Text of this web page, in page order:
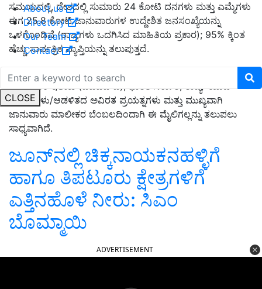
About us
Directory
Our Team
Contact
CLOSE
ಸಮಯದಲ್ಲಿ, ದೇಶದಲ್ಲಿ ಸುಮಾರು 24 ಕೋಟಿ ದನಗಳು ಮತ್ತು ಎಮ್ಮೆಗಳು
ಈಗ 25.8 ಕೋಟಿ ಜಾನುವಾರುಗಳ ಉದ್ದೇಶಿತ ಜನಸಂಖ್ಯೆಯನ್ನು
ಒಳಗೊಂಡಿವೆ (ರಾಜ್ಯಗಳು ಒದಗಿಸಿದ ಮಾಹಿತಿಯ ಪ್ರಕಾರ); 95% ಕ್ಕಿಂತ
ಹೆಚ್ಚು ಸಾರ್ವತ್ರಿಕ ವ್ಯಾಪ್ತಿಯನ್ನು ತಲುಪುತ್ತದೆ.
ಇದು ಹಿಂಡಿನ ಪ್ರತಿರಕ್ಷೆಯ ಮಟ್ಟವನ್ನು ಮೀರಿದೆ. ಪಶುಸಂಗೋಪನೆ ಮತ್ತು
ಹೈನುಗಾರಿಕೆ ಇಲಾಖೆ (ಡಿಎಎಚ್‌ಡಿ), ಭಾರತ ಸರ್ಕಾರ, ರಾಜ್ಯ/ ಯುಟಿ
ಸರ್ಕಾರಗಳು/ಆಡಳಿತದ ಅವಿರತ ಪ್ರಯತ್ನಗಳು ಮತ್ತು ಮುಖ್ಯವಾಗಿ
ಜಾನುವಾರು ಮಾಲೀಕರ ಬೆಂಬಲದಿಂದಾಗಿ ಈ ಮೈಲಿಗಲ್ಲನ್ನು ತಲುಪಲು
ಸಾಧ್ಯವಾಗಿದೆ.
ಜೂನ್‌ನಲ್ಲಿ ಚಿಕ್ಕನಾಯಕನಹಳ್ಳಿಗೆ
ಹಾಗೂ ತಿಪಟೂರು ಕ್ಷೇತ್ರಗಳಿಗೆ
ಎತ್ತಿನಹೊಳೆ ನೀರು: ಸಿಎಂ
ಬೊಮ್ಮಾಯಿ
ADVERTISEMENT